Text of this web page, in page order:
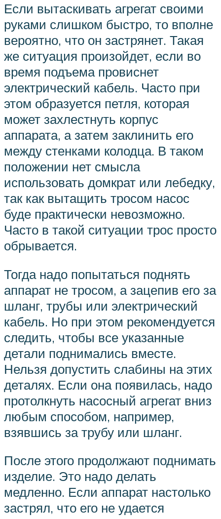
Если вытаскивать агрегат своими
руками слишком быстро, то вполне
вероятно, что он застрянет. Такая
же ситуация произойдет, если во
время подъема провиснет
электрический кабель. Часто при
этом образуется петля, которая
может захлестнуть корпус
аппарата, а затем заклинить его
между стенками колодца. В таком
положении нет смысла
использовать домкрат или лебедку,
так как вытащить тросом насос
буде практически невозможно.
Часто в такой ситуации трос просто
обрывается.
Тогда надо попытаться поднять
аппарат не тросом, а зацепив его за
шланг, трубы или электрический
кабель. Но при этом рекомендуется
следить, чтобы все указанные
детали поднимались вместе.
Нельзя допустить слабины на этих
деталях. Если она появилась, надо
протолкнуть насосный агрегат вниз
любым способом, например,
взявшись за трубу или шланг.
После этого продолжают поднимать
изделие. Это надо делать
медленно. Если аппарат настолько
застрял, что его не удается